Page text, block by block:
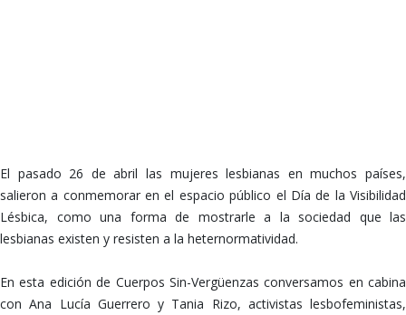
El pasado 26 de abril las mujeres lesbianas en muchos países,
salieron a conmemorar en el espacio público el Día de la Visibilidad
Lésbica, como una forma de mostrarle a la sociedad que las
lesbianas existen y resisten a la heternormatividad.
En esta edición de Cuerpos Sin-Vergüenzas conversamos en cabina
con Ana Lucía Guerrero y Tania Rizo, activistas lesbofeministas,